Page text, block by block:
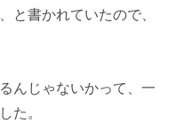
と書かれていたので、
んじゃないかって、一
た。